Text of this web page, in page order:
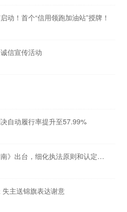
动！首个“信用领跑加油站”授牌！
信宣传活动
自动履行率提升至57.99%
《关于药品领域的反垄断指南》出台，细化执法原则和认定标准
主送锦旗表达谢意